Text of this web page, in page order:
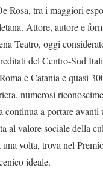
Rosa, tra i maggiori
Attore, autore e
Teatro, oggi
del Centro-Sud
e Catania e quasi
numerosi
continua a portare avanti
al valore sociale della
volta, trova nel
ideale.